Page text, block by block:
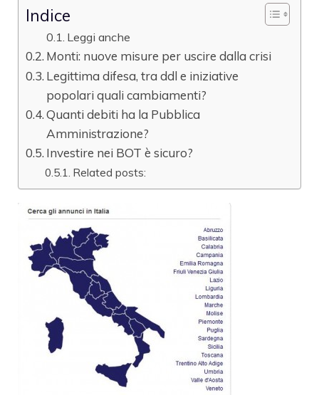
Indice
Leggi anche
Monti: nuove misure per uscire dalla crisi
Legittima difesa, tra ddl e iniziative
popolari quali cambiamenti?
Quanti debiti ha la Pubblica
Amministrazione?
Investire nei BOT è sicuro?
Related posts: